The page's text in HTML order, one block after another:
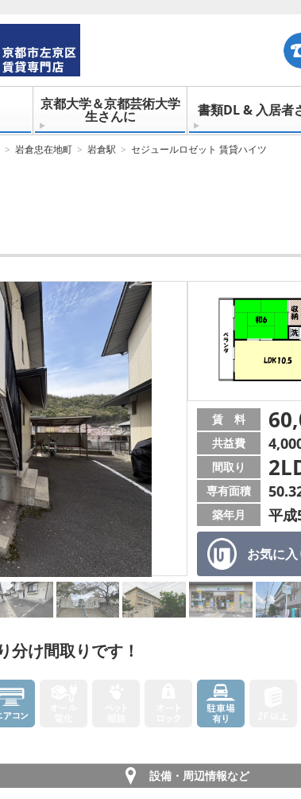
京都大学＆京都芸術大学
生さんに 書類DL & 入居者
岩倉忠在地町 岩倉駅 セジュールロゼット 賃貸ハイツ
お気に
賃 料
共益費
間取り
専有面積
築年月 平成
け間取りです！
設備・周辺情報など